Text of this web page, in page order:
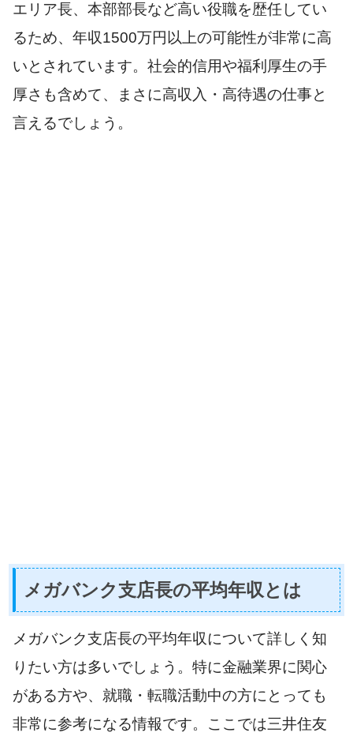
エリア長、本部部長など高い役職を歴任してい
るため、年収1500万円以上の可能性が非常に高
いとされています。社会的信用や福利厚生の手
厚さも含めて、まさに高収入・高待遇の仕事と
言えるでしょう。
メガバンク支店長の平均年収とは
メガバンク支店長の平均年収について詳しく知
りたい方は多いでしょう。特に金融業界に関心
がある方や、就職・転職活動中の方にとっても
非常に参考になる情報です。ここでは三井住友